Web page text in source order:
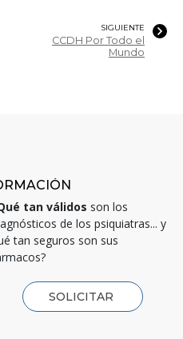
SIGUIENTE
CCDH Por Todo el
Mundo
tan válidos son los
de los psiquiatras... y
tan seguros son sus
SOLICITAR